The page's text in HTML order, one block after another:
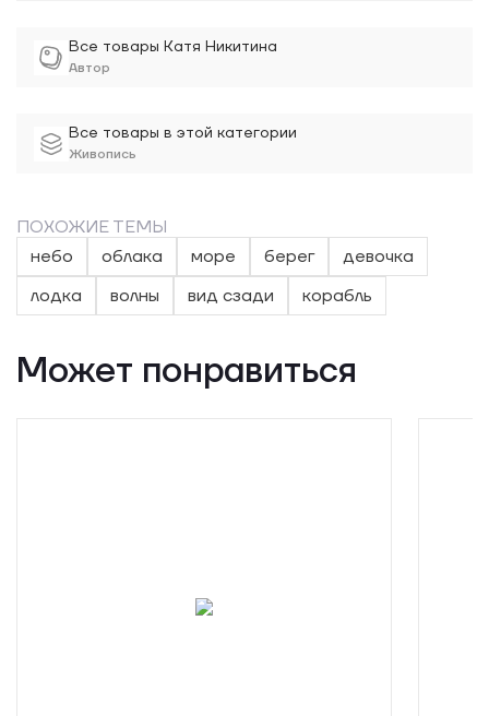
Все товары Катя Никитина
Автор
Все товары в этой категории
Живопись
ПОХОЖИЕ ТЕМЫ
небо
облака море берег
девочка
лодка
волны вид сзади корабль
Может понравиться